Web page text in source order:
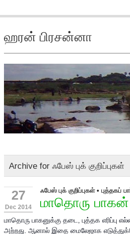
ஹரன் பிரசன்னா
Archive for ஃபேஸ் புக் குறிப்புகள்
27
Dec 2014
ஃபேஸ் புக் குறிப்புகள்• புத்தகப்
மாதொரு பாகன்
மாதொரு பாகனுக்கு தடை, புத்தக எரிப்பு
அற்றது. ஆனால் இதை மைலேஜாக